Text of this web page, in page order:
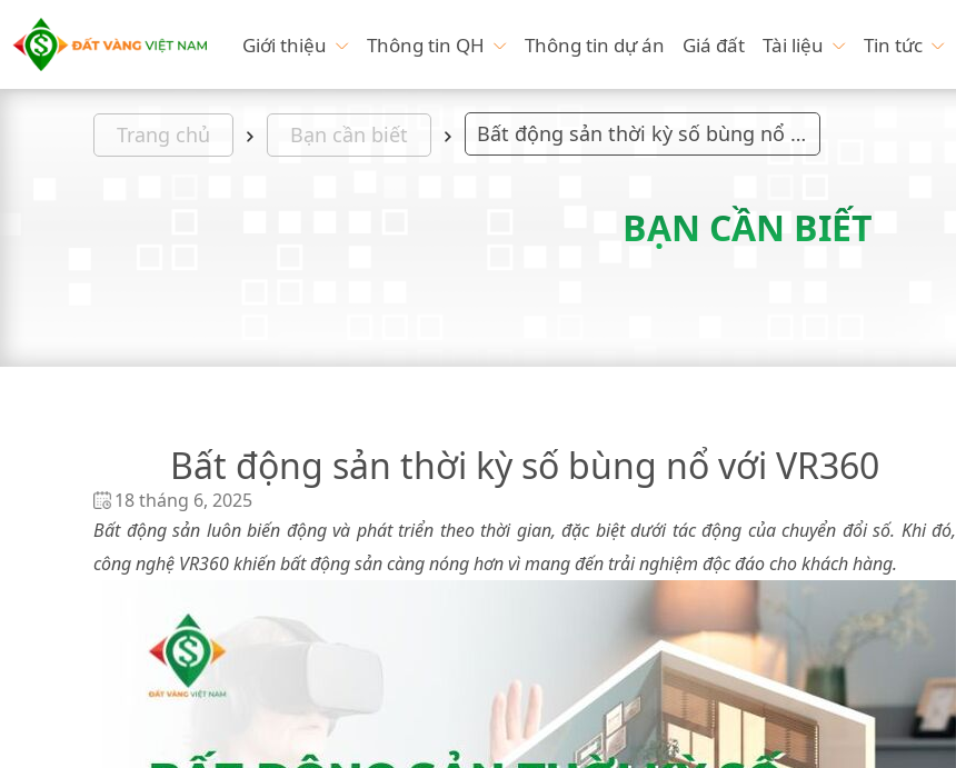
Giới thiệu Thông tin QH Thông tin dự án Giá đất Tài liệu Tin tức
BẠN CẦN BIẾT
Trang chủ Bạn cần biết Bất động sản thời kỳ số bùng nổ với VR360
Bất động sản thời kỳ số bùng nổ với VR360
18 tháng 6, 2025
Bất động sản luôn biến động và phát triển theo thời gian, đặc biệt dưới tác động của chuyển đổi số. Khi đó,
công nghệ VR360 khiến bất động sản càng nóng hơn vì mang đến trải nghiệm độc đáo cho khách hàng.